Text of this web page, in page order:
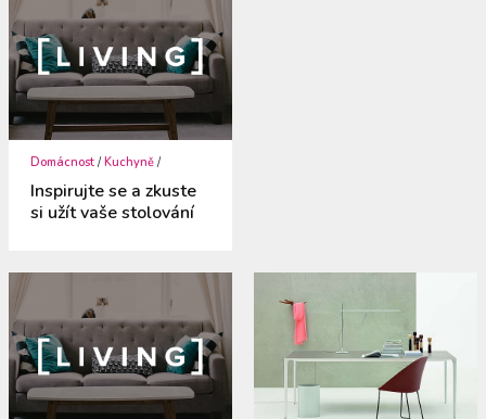
Domácnost /Kuchyně /
Inspirujte se a zkuste
si užít vaše stolování